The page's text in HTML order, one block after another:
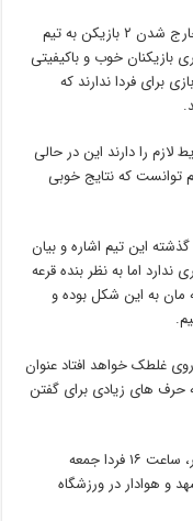
وی در ادامه با اشاره به جذب ۲ بازیکن جدید و خارج شدن ۲ بازیکن به تیم
بازیکنان خوب و باکیفیتی
برای فردا ندارند که
لازم را دارند این در حالی
توانست که نتایج خوبی
این تیم اشاره و بیان
اما به نظر بنده قرعه
مان به این شکل بوده و
روی غلطک خواهد افتاد عنوان
حرف های زیادی برای گفتن
در هفته چهارم رقابت های لیگ برتر فوتبال کشور، ساعت ۱۶ فردا جمعه
و هوادار در ورزشگاه